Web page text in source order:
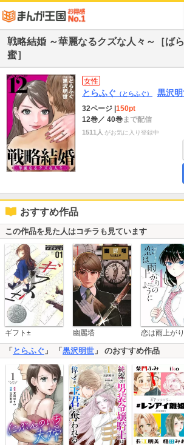
戦略結婚 ～華麗なるクズな人々～［ば
蜜］
女性
とらふぐ （とらふぐ） 黒沢
32ページ 150pt
12巻／ 40巻まで配信
1511人 がお気に入り登録中
おすすめ作品
この作品を見た人はコチラも見ています
ギフト± 幽麗塔
「 とらふぐ 」 「 黒沢明世 」 のおすすめ作品